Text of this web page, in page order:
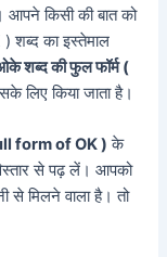
आपने किसी की बात को
शब्द का इस्तेमाल
शब्द की फुल फॉर्म (
लिए किया जाता है।
form of OK ) के
से पढ़ लें। आपको
से मिलने वाला है। तो